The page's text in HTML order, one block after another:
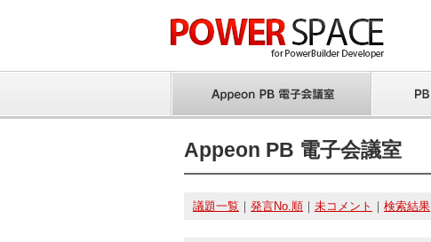
Appeon PB 電子会議室
議題一覧 ｜ 発言No.順 ｜ 未コメント ｜ 検索結果